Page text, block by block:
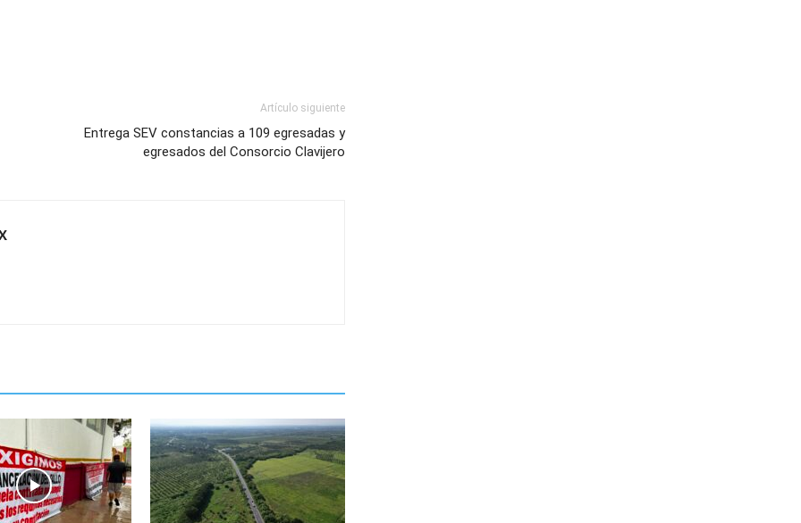
Artículo siguiente
Entrega SEV constancias a 109 egresadas y
egresados del Consorcio Clavijero